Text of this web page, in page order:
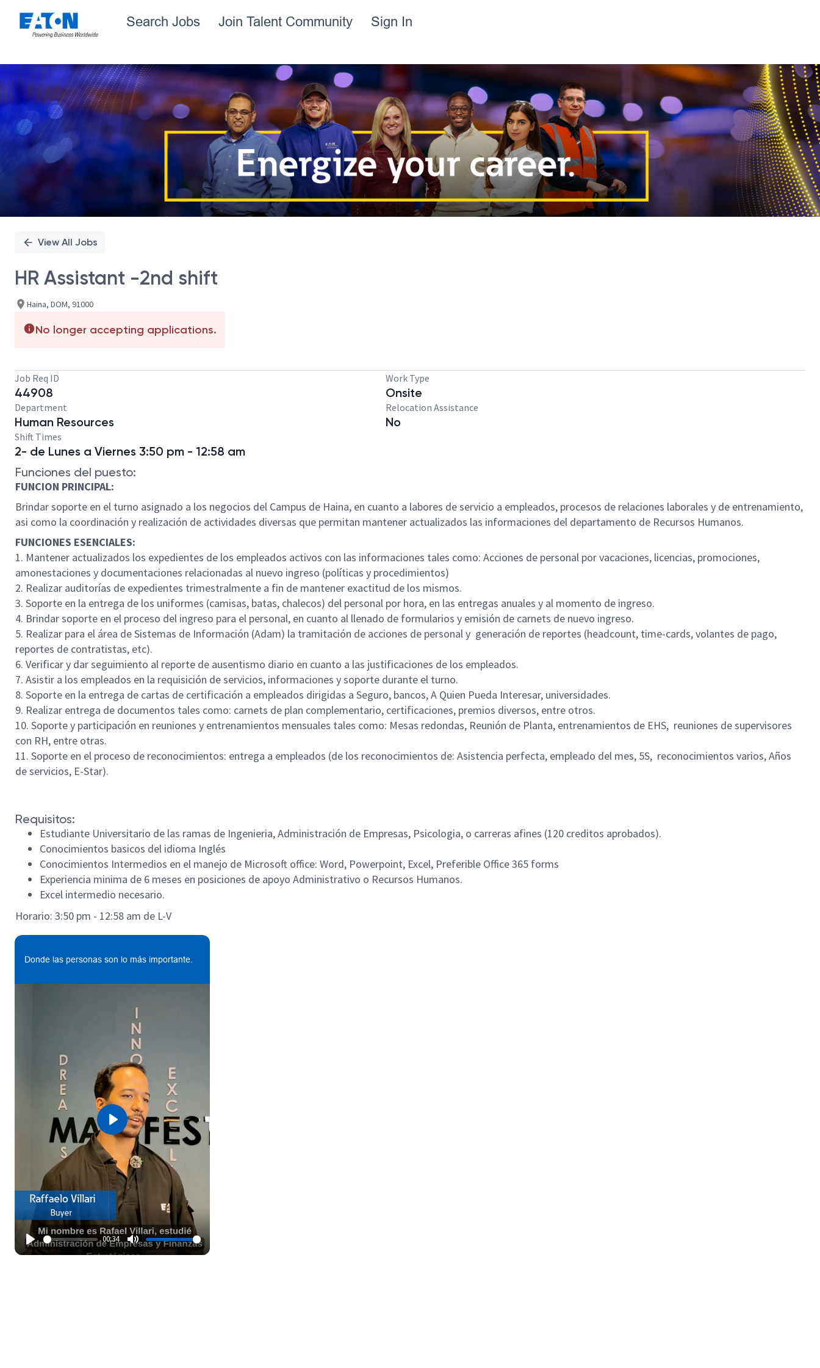
Search Jobs Join Talent Community Sign In
Single
Position
View All Jobs
HR Assistant -2nd shift
Haina, DOM, 91000
No longer accepting applications.
Job Req ID
44908
Work Type
Onsite
Department
Human Resources
Relocation Assistance
No
Shift Times
2- de Lunes a Viernes 3:50 pm - 12:58 am
Funciones del puesto:
FUNCION PRINCIPAL:
Brindar soporte en el turno asignado a los negocios del Campus de Haina, en cuanto a labores de servicio a empleados, procesos de relaciones laborales y de entrenamiento,
asi como la coordinación y realización de actividades diversas que permitan mantener actualizados las informaciones del departamento de Recursos Humanos.
FUNCIONES ESENCIALES:
1. Mantener actualizados los expedientes de los empleados activos con las informaciones tales como: Acciones de personal por vacaciones, licencias, promociones,
amonestaciones y documentaciones relacionadas al nuevo ingreso (políticas y procedimientos)
2. Realizar auditorías de expedientes trimestralmente a fin de mantener exactitud de los mismos.
3. Soporte en la entrega de los uniformes (camisas, batas, chalecos) del personal por hora, en las entregas anuales y al momento de ingreso.
4. Brindar soporte en el proceso del ingreso para el personal, en cuanto al llenado de formularios y emisión de carnets de nuevo ingreso.
5. Realizar para el área de Sistemas de Información (Adam) la tramitación de acciones de personal y generación de reportes (headcount, time-cards, volantes de pago,
reportes de contratistas, etc).
6. Verificar y dar seguimiento al reporte de ausentismo diario en cuanto a las justificaciones de los empleados.
7. Asistir a los empleados en la requisición de servicios, informaciones y soporte durante el turno.
8. Soporte en la entrega de cartas de certificación a empleados dirigidas a Seguro, bancos, A Quien Pueda Interesar, universidades.
9. Realizar entrega de documentos tales como: carnets de plan complementario, certificaciones, premios diversos, entre otros.
10. Soporte y participación en reuniones y entrenamientos mensuales tales como: Mesas redondas, Reunión de Planta, entrenamientos de EHS, reuniones de supervisores
con RH, entre otras.
11. Soporte en el proceso de reconocimientos: entrega a empleados (de los reconocimientos de: Asistencia perfecta, empleado del mes, 5S, reconocimientos varios, Años
de servicios, E-Star).
Requisitos:
Estudiante Universitario de las ramas de Ingenieria, Administración de Empresas, Psicologia, o carreras afines (120 creditos aprobados).
Conocimientos basicos del idioma Inglés
Conocimientos Intermedios en el manejo de Microsoft office: Word, Powerpoint, Excel, Preferible Office 365 forms
Experiencia minima de 6 meses en posiciones de apoyo Administrativo o Recursos Humanos.
Excel intermedio necesario.
Horario: 3:50 pm - 12:58 am de L-V
Donde las personas son lo más importante.
00:34
Play